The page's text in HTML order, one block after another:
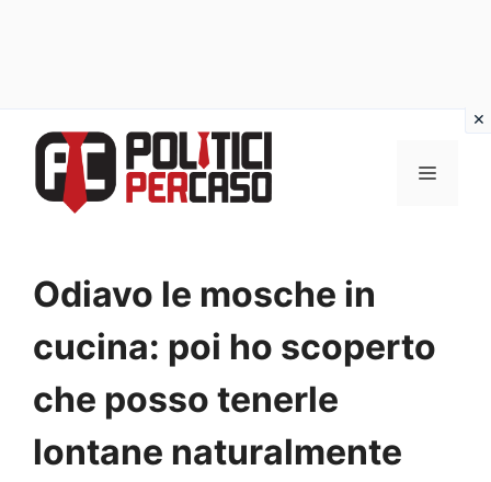
contenuto
MENU
Odiavo le mosche in
cucina: poi ho scoperto
che posso tenerle
lontane naturalmente